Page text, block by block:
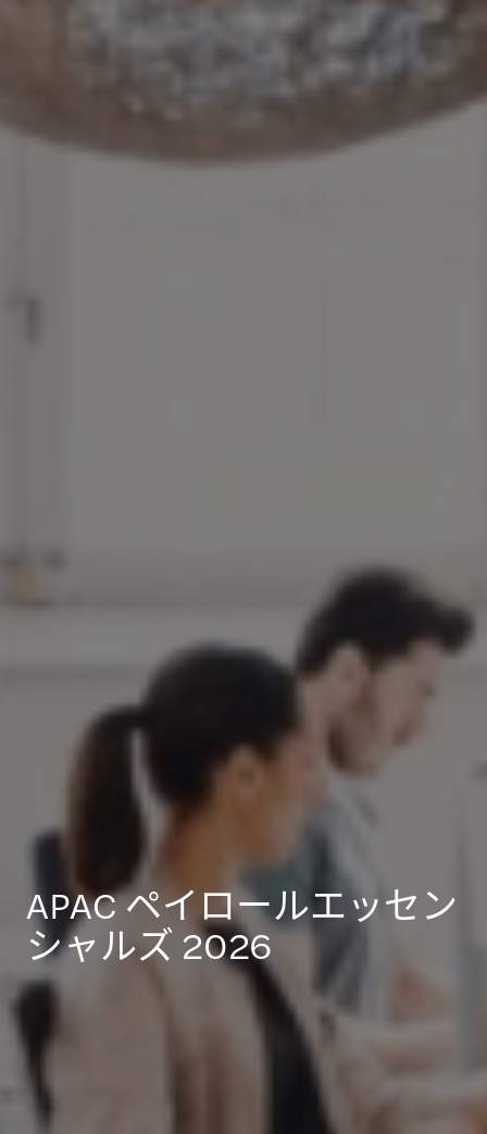
APAC ペイロールエッセン
シャルズ 2026